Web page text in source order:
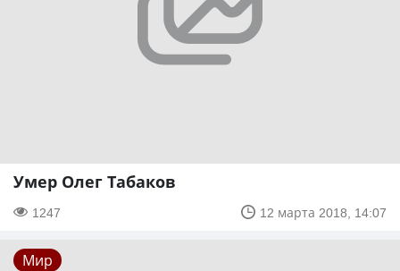
Умер Олег Табаков
1247 12 марта 2018, 14:07
Мир